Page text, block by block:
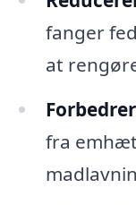
fanger
at
fra